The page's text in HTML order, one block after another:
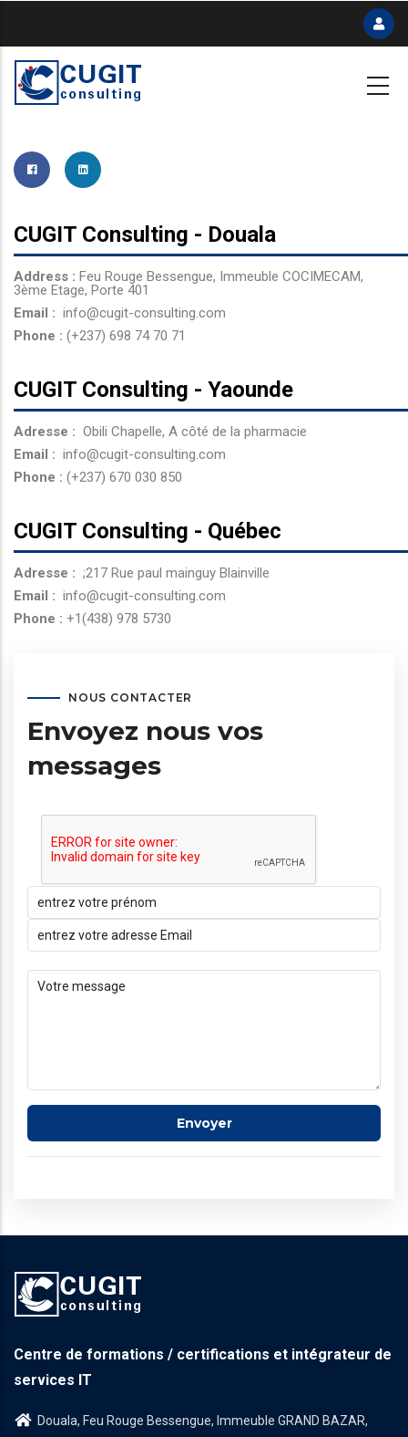
main
content
CUGIT Consulting - Douala
Address : Feu Rouge Bessengue, Immeuble COCIMECAM,
3ème Etage, Porte 401
Email : info@cugit-consulting.com
Phone : (+237) 698 74 70 71
CUGIT Consulting - Yaounde
Adresse : Obili Chapelle, A côté de la pharmacie
Email : info@cugit-consulting.com
Phone : (+237) 670 030 850
CUGIT Consulting - Québec
Adresse : ;217 Rue paul mainguy Blainville
Email : info@cugit-consulting.com
Phone : +1(438) 978 5730
NOUS CONTACTER
Envoyez nous vos
messages
Envoyer
Centre de formations / certifications et intégrateur de
services IT
Douala, Feu Rouge Bessengue, Immeuble GRAND BAZAR,